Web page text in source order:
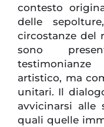
contesto
delle
circostanze del
sono
artistico, ma
unitari. Il
avvicinarsi alle
quali quelle